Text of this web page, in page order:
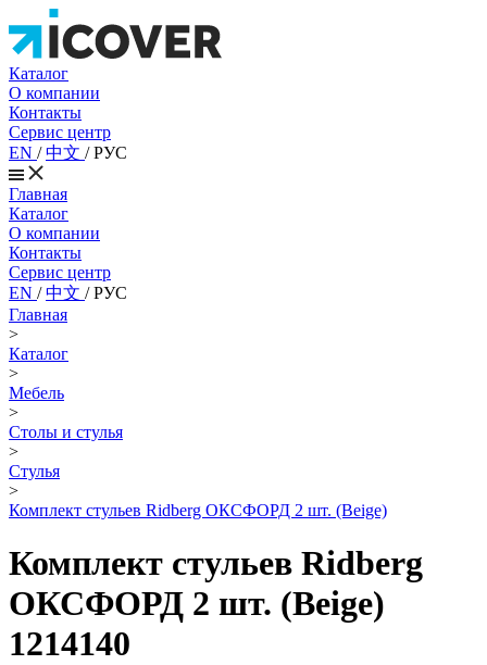
Каталог
О компании
Контакты
Сервис центр
EN /中文 /РУС
Главная
Каталог
О компании
Контакты
Сервис центр
EN /中文 /РУС
Главная
>
Каталог
>
Мебель
>
Столы и стулья
>
Стулья
>
Комплект стульев Ridberg ОКСФОРД 2 шт. (Beige)
Комплект стульев Ridberg
ОКСФОРД 2 шт. (Beige)
1214140